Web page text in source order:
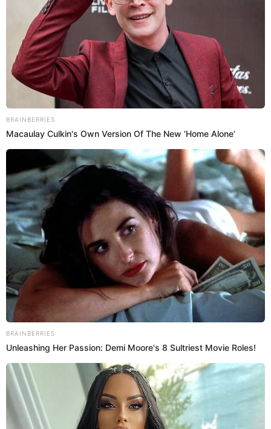
respondió de una mala manera “¿Sabías pagar Karla en la
vida algo? – risas-”.
Pese a los ataques de Kurt Villavicencio,Karla Tarazona
dejó bien en claro que ella se ha pagado varias cosas.
“Todo lo he pagado con mi dinero, un beso para mi amiga
Gladys, seguro a ti también te ha cortado por eso dices
eso”, fueron las palabras de Karla Tarazona.
PUEDES VER:
Milena Zárate llama "inocente" a Magaly Medina
por creerle a Greissy Ortega: "Te lo dije"
El post de Melissa Klug que generó el